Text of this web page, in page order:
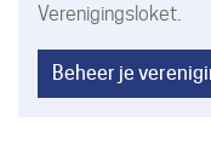
Verenigingsloket
Beheer je